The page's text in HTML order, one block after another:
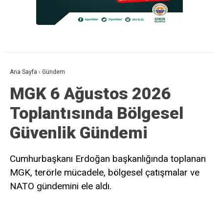
Ana Sayfa › Gündem
MGK 6 Ağustos 2026
Toplantısında Bölgesel
Güvenlik Gündemi
Cumhurbaşkanı Erdoğan başkanlığında toplanan
MGK, terörle mücadele, bölgesel çatışmalar ve
NATO gündemini ele aldı.